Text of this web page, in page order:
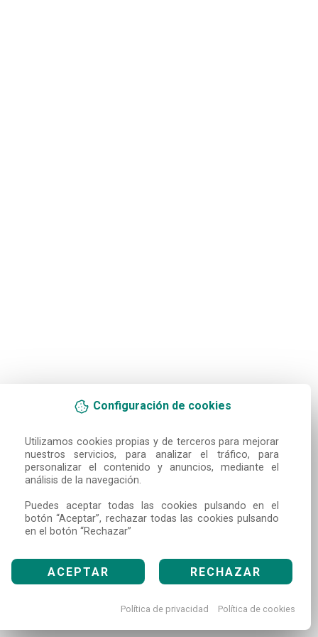
Configuración de cookies
Utilizamos cookies propias y de terceros para mejorar
nuestros servicios, para analizar el tráfico, para
personalizar el contenido y anuncios, mediante el
análisis de la navegación.
Puedes aceptar todas las cookies pulsando en el
botón “Aceptar”, rechazar todas las cookies pulsando
en el botón “Rechazar”
ACEPTAR RECHAZAR
Política de privacidad Política de cookies